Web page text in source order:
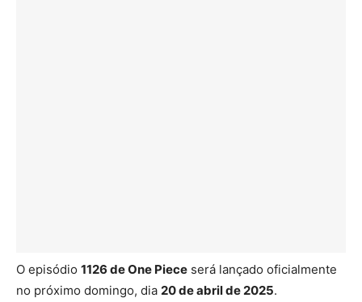
O episódio 1126 de One Piece será lançado oficialmente
no próximo domingo, dia 20 de abril de 2025.